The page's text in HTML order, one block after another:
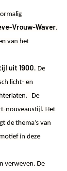
Vrouw-Waver.
van het
uit 1900. De
licht- en
De
nouveaustijl. Het
de thema's van
in deze
verweven. De